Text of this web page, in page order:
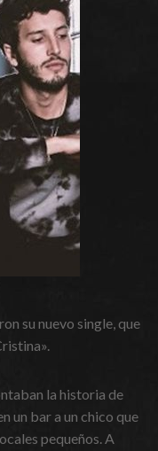
su nuevo single, que
la historia de
un bar a un chico que
pequeños. A